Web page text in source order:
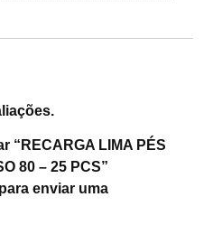
“RECARGA LIMA PÉS
80 – 25 PCS”
para enviar uma